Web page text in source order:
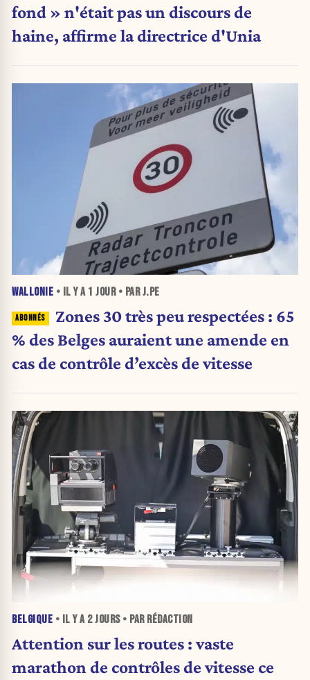
fond » n'était pas un discours de
haine, affirme la directrice d'Unia
WALLONIE • IL Y A 1 JOUR• PAR J.PE
Zones 30 très peu respectées : 65
% des Belges auraient une amende en
cas de contrôle d’excès de vitesse
BELGIQUE • IL Y A 2 JOURS• PAR RÉDACTION
Attention sur les routes : vaste
marathon de contrôles de vitesse ce